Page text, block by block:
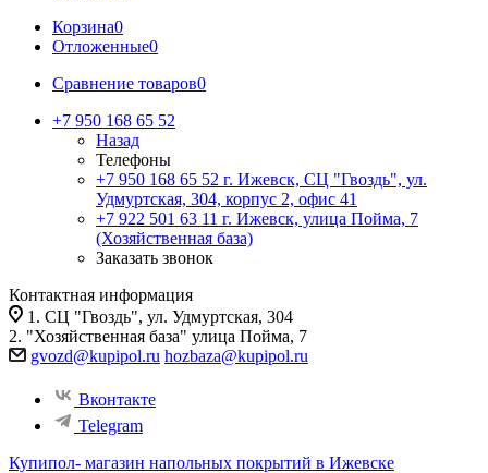
Корзина0
Отложенные0
Сравнение товаров0
+7 950 168 65 52
Назад
Телефоны
+7 950 168 65 52 г. Ижевск, СЦ "Гвоздь", ул.
Удмуртская, 304, корпус 2, офис 41
+7 922 501 63 11 г. Ижевск, улица Пойма, 7
(Хозяйственная база)
Заказать звонок
Контактная информация
1. СЦ "Гвоздь", ул. Удмуртская, 304
2. "Хозяйственная база" улица Пойма, 7
gvozd@kupipol.ru hozbaza@kupipol.ru
Вконтакте
Telegram
Купипол- магазин напольных покрытий в Ижевске